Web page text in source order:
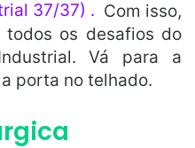
37/37) . Com isso,
os desafios do
Vá para a
porta no telhado.